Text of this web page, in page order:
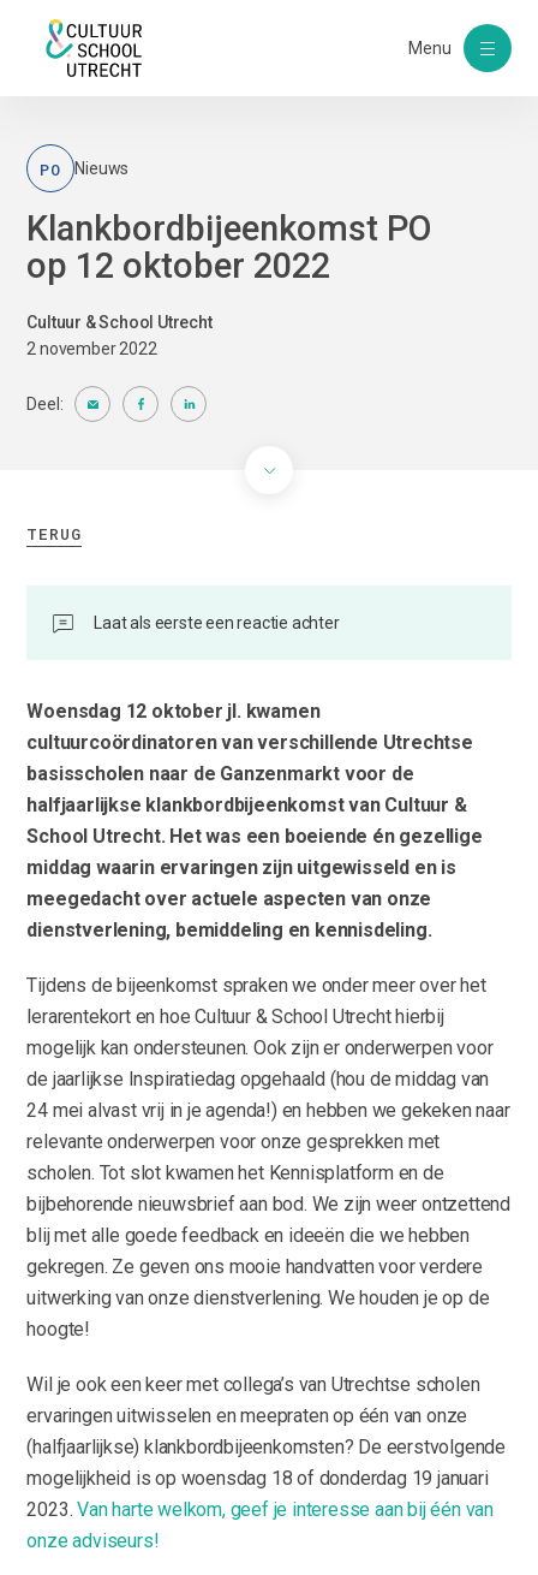
Menu
PO Nieuws
Klankbordbijeenkomst PO
op 12 oktober 2022
Cultuur & School Utrecht
2 november 2022
Deel:
TERUG
Laat als eerste een reactie achter
Woensdag 12 oktober jl. kwamen
cultuurcoördinatoren van verschillende Utrechtse
basisscholen naar de Ganzenmarkt voor de
halfjaarlijkse klankbordbijeenkomst van Cultuur &
School Utrecht. Het was een boeiende én gezellige
middag waarin ervaringen zijn uitgewisseld en is
meegedacht over actuele aspecten van onze
dienstverlening, bemiddeling en kennisdeling.
Tijdens de bijeenkomst spraken we onder meer over het
lerarentekort en hoe Cultuur & School Utrecht hierbij
mogelijk kan ondersteunen. Ook zijn er onderwerpen voor
de jaarlijkse Inspiratiedag opgehaald (hou de middag van
24 mei alvast vrij in je agenda!) en hebben we gekeken naar
relevante onderwerpen voor onze gesprekken met
scholen. Tot slot kwamen het Kennisplatform en de
bijbehorende nieuwsbrief aan bod. We zijn weer ontzettend
blij met alle goede feedback en ideeën die we hebben
gekregen. Ze geven ons mooie handvatten voor verdere
uitwerking van onze dienstverlening. We houden je op de
hoogte!
Wil je ook een keer met collega’s van Utrechtse scholen
ervaringen uitwisselen en meepraten op één van onze
(halfjaarlijkse) klankbordbijeenkomsten? De eerstvolgende
mogelijkheid is op woensdag 18 of donderdag 19 januari
2023.Van harte welkom, geef je interesse aan bij één van
onze adviseurs!